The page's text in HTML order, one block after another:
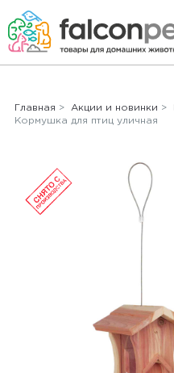
Главная > Акции и новинки >
Кормушка для птиц уличная